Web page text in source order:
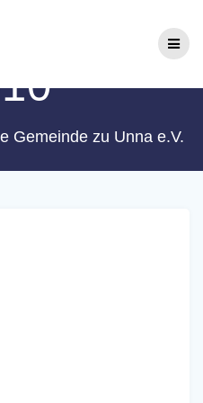
Oktober
Gemeinde zu Unna e.V.